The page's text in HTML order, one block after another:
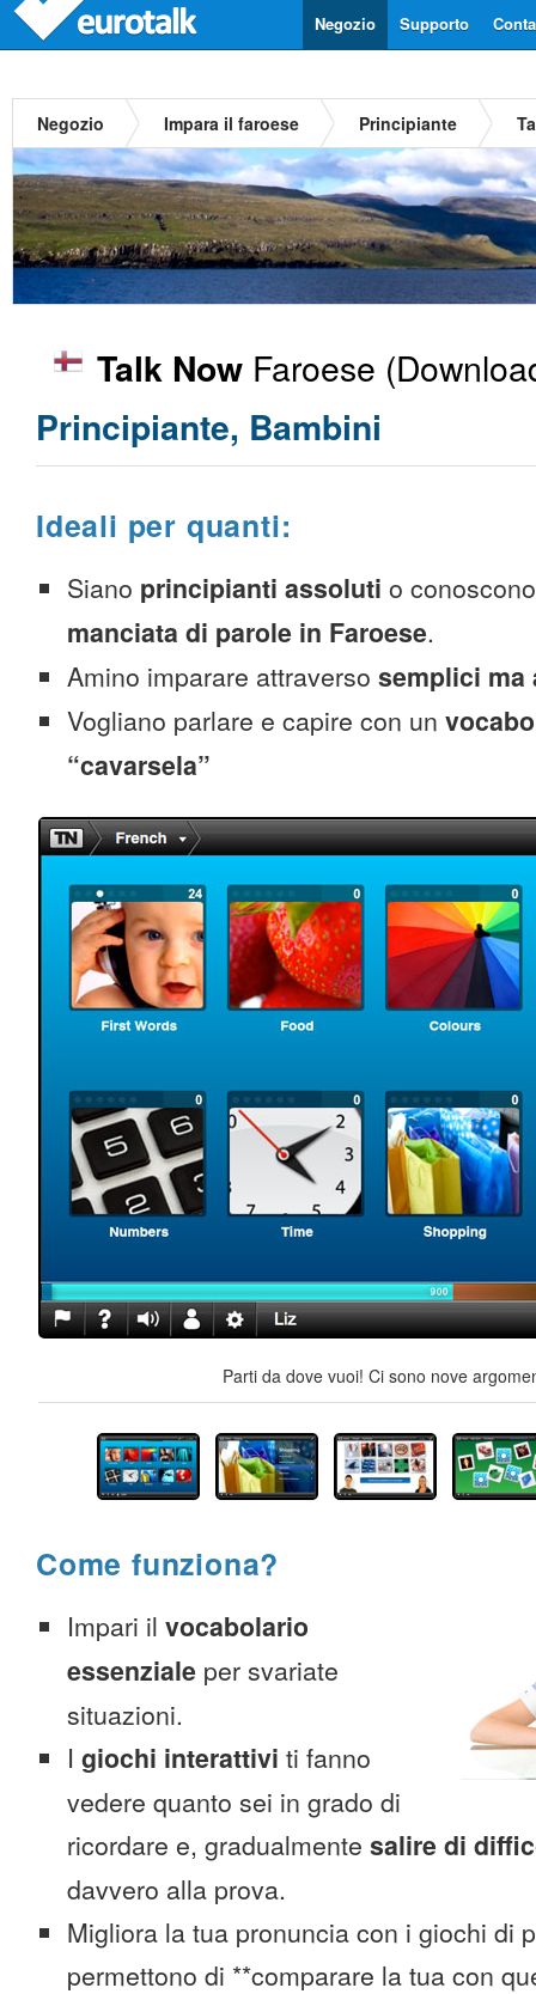
Supporto
Negozio
Negozio Impara il faroese Principiante
Talk Now Faroese
Principiante, Bambini
Ideali per quanti:
Siano principianti assoluti o
manciata di parole in Faroese.
Amino imparare attraverso semplici
Vogliano parlare e capire con un
“cavarsela”
Parti da dove vuoi! Ci sono nove
Come funziona?
Impari il vocabolario
essenziale per svariate
situazioni.
I giochi interattivi ti fanno
vedere quanto sei in grado di
ricordare e, gradualmente salire di
davvero alla prova.
Migliora la tua pronuncia con i giochi di
permettono di **comparare la tua con